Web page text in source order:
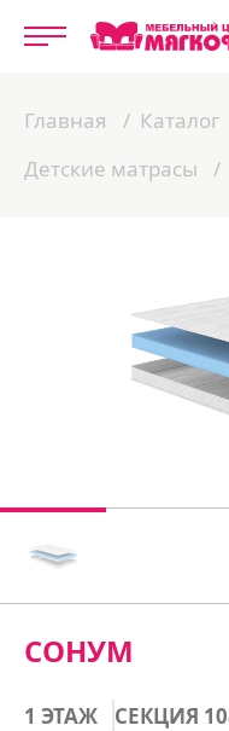
Главная Каталог
Детские матрасы
СОНУМ
1 ЭТАЖ СЕКЦИЯ